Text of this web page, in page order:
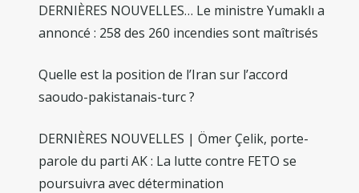
DERNIÈRES NOUVELLES… Le ministre Yumaklı a
annoncé : 258 des 260 incendies sont maîtrisés
Quelle est la position de l’Iran sur l’accord
saoudo-pakistanais-turc ?
DERNIÈRES NOUVELLES | Ömer Çelik, porte-
parole du parti AK : La lutte contre FETO se
poursuivra avec détermination